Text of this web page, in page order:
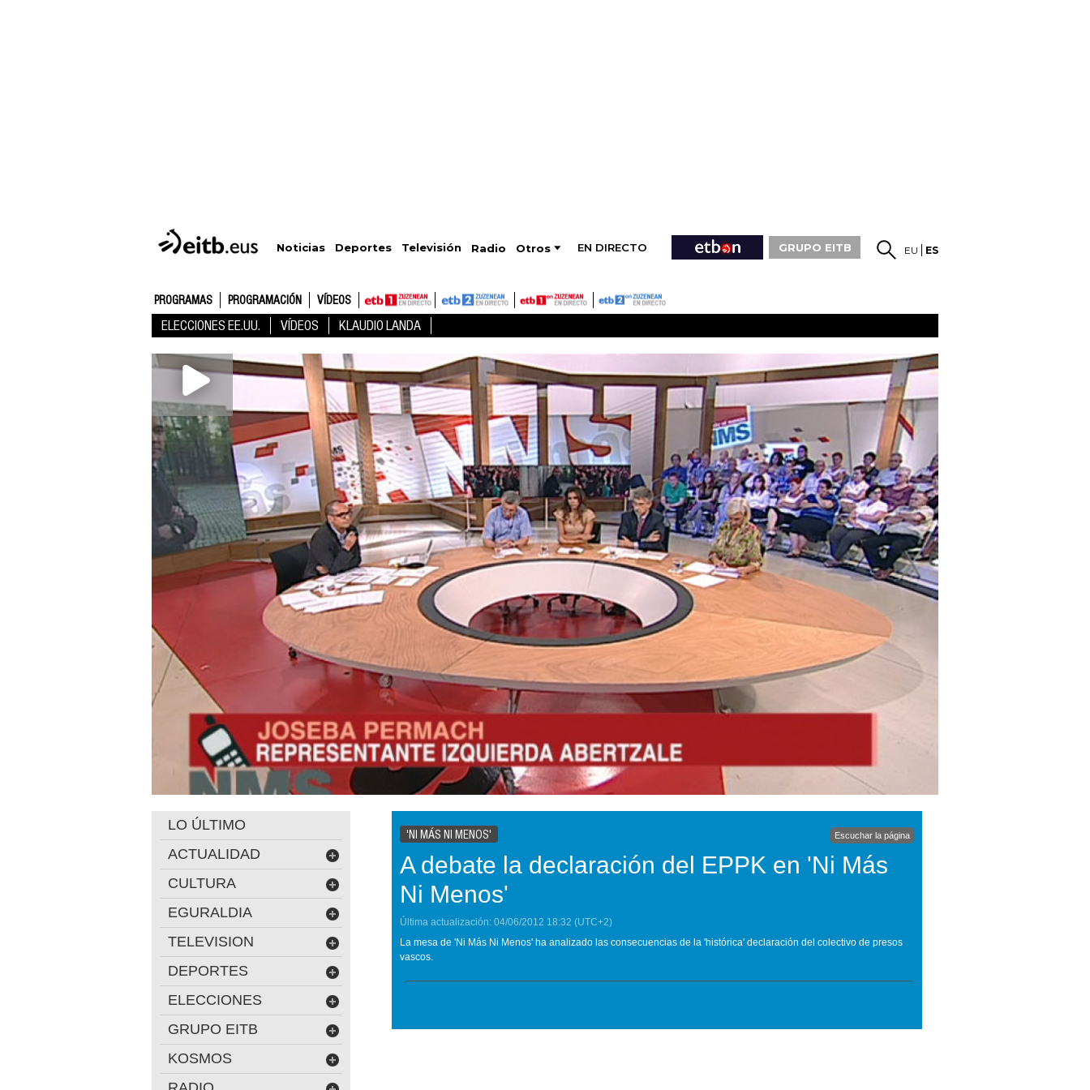
Noticias Deportes Televisión Radio Otros EN DIRECTO GRUPO EITB EU ES
PROGRAMAS PROGRAMACIÓN VÍDEOS
ELECCIONES EE.UU. VÍDEOS KLAUDIO LANDA
'NI MÁS NI MENOS' Escuchar la página
A debate la declaración del EPPK en 'Ni Más
Ni Menos'
Última actualización: 04/06/2012 18:32 (UTC+2)
La mesa de 'Ni Más Ni Menos' ha analizado las consecuencias de la 'histórica' declaración del colectivo de presos
vascos.
LO ÚLTIMO
ACTUALIDAD
CULTURA
EGURALDIA
TELEVISION
DEPORTES
ELECCIONES
GRUPO EITB
KOSMOS